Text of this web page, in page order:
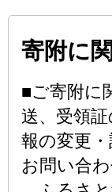
寄附に
■ご寄附に
送、受領
報の変更
お問い合